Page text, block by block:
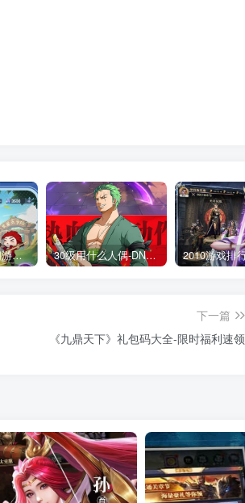
3101887QQ空间游戏专区-海量小游戏免费玩 30级用什么人偶-DNF新手升级人偶选择指南
下一篇
《九鼎天下》礼包码大全-限时福利速领